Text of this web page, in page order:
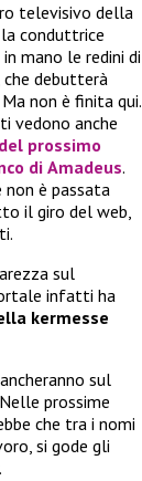
televisivo della
la conduttrice
mano le redini di
che debutterà
non è finita qui.
vedono anche
prossimo
diAmadeus.
non è passata
il giro del web,
sul
infatti ha
kermesse
sul
prossime
che tra i nomi
si gode gli